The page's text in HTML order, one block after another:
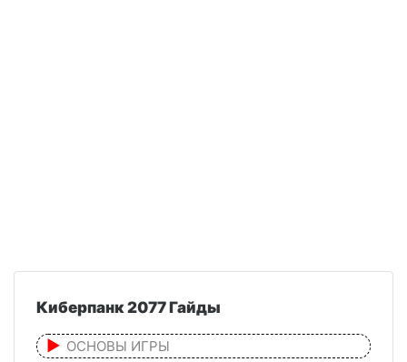
Киберпанк 2077 Гайды
ОСНОВЫ ИГРЫ